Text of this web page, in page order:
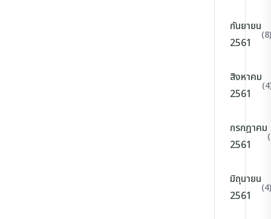
กันยายน
2561
(8)
สิงหาคม
2561
กรกฎาคม
2561
มิถุนายน
2561
(4)